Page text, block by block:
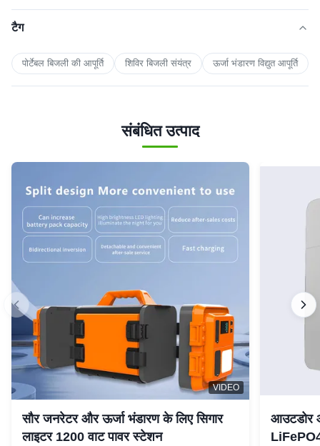
टैग
पोर्टेबल बिजली की आपूर्ति शिविर बिजली संयंत्र ऊर्जा भंडारण विद्युत आपूर्ति
संबंधित उत्पाद
VIDEO
सौर जनरेटर और ऊर्जा भंडारण के लिए सिगार
लाइटर 1200 वाट पावर स्टेशन
आउटडोर